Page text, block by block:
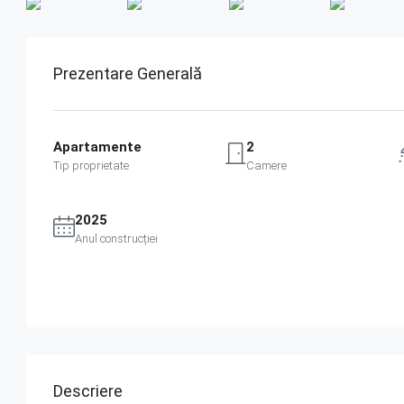
Prezentare Generală
Apartamente
Tip proprietate
2
Camere
2025
Anul construcției
Descriere